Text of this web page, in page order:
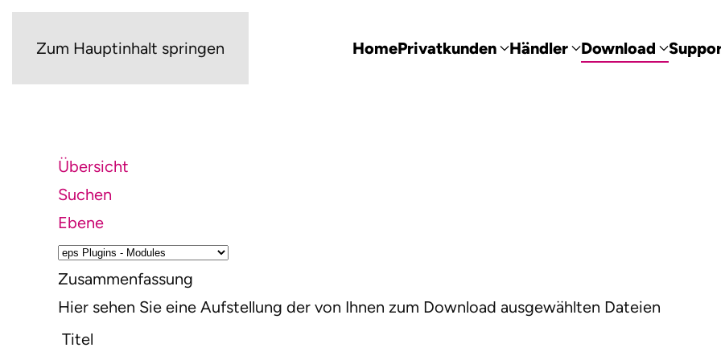
Zum Hauptinhalt springen HomePrivatkunden Händler Download
Übersicht
Suchen
Ebene
Zusammenfassung
Hier sehen Sie eine Aufstellung der von Ihnen zum Download ausgewählten Dateien
Titel